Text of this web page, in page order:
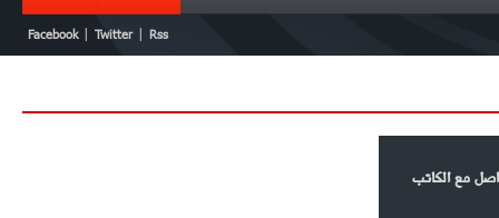
Facebook Twitter Rss
مع الكاتب